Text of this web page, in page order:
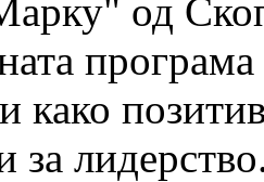
од
како
за